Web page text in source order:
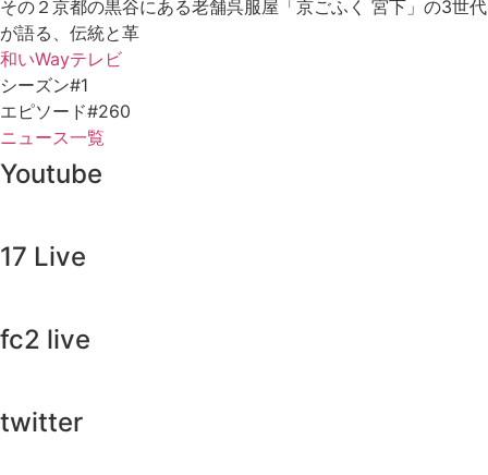
その２京都の黒谷にある老舗呉服屋「京ごふく 宮下」の3世代
が語る、伝統と革
和いWayテレビ
シーズン#1
エピソード#260
ニュース一覧
Youtube
17 Live
fc2 live
twitter